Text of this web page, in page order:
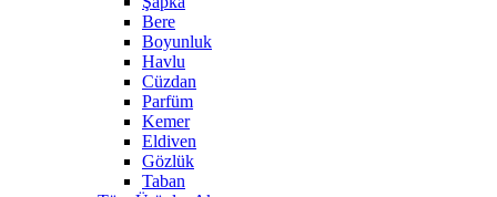
Bere
Boyunluk
Havlu
Cüzdan
Parfüm
Kemer
Eldiven
Gözlük
Taban